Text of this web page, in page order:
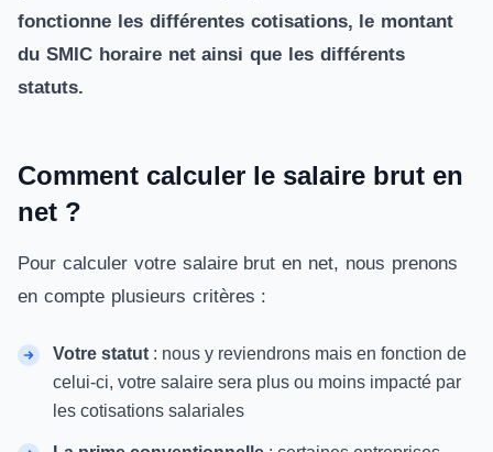
fonctionne les différentes cotisations, le montant
du SMIC horaire net ainsi que les différents
statuts.
Comment calculer le salaire brut en
net ?
Pour calculer votre salaire brut en net, nous prenons
en compte plusieurs critères :
Votre statut : nous y reviendrons mais en fonction de
celui-ci, votre salaire sera plus ou moins impacté par
les cotisations salariales